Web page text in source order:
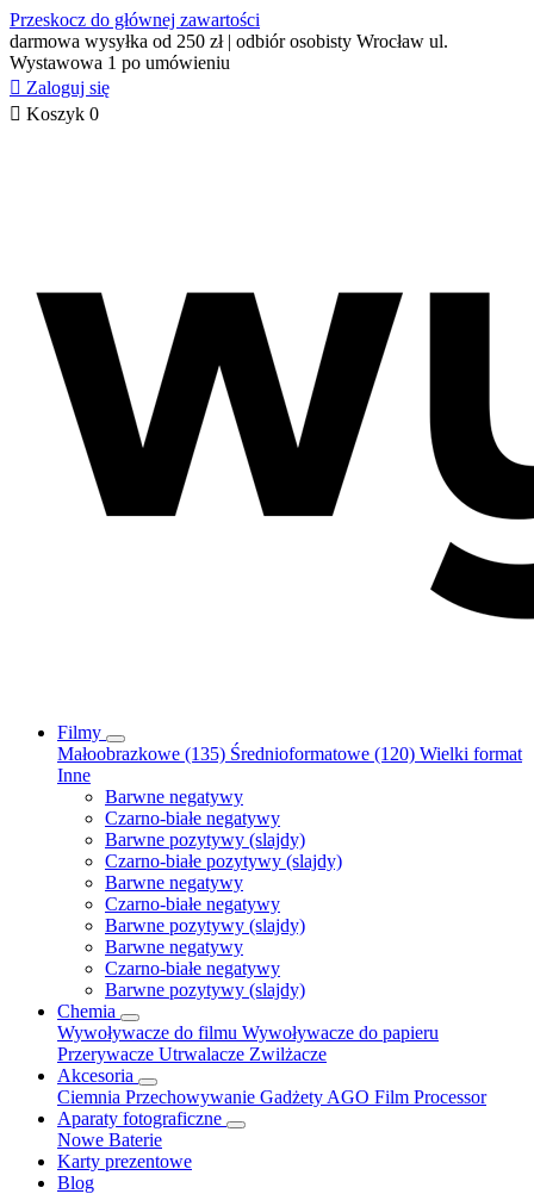
Przeskocz do głównej zawartości
darmowa wysyłka od 250 zł | odbiór osobisty Wrocław ul.
Wystawowa 1 po umówieniu
 Zaloguj się
 Koszyk 0
Filmy
Małoobrazkowe (135) Średnioformatowe (120) Wielki format
Inne
Barwne negatywy
Czarno-białe negatywy
Barwne pozytywy (slajdy)
Czarno-białe pozytywy (slajdy)
Barwne negatywy
Czarno-białe negatywy
Barwne pozytywy (slajdy)
Barwne negatywy
Czarno-białe negatywy
Barwne pozytywy (slajdy)
Chemia
Wywoływacze do filmu Wywoływacze do papieru
Przerywacze Utrwalacze Zwilżacze
Akcesoria
Ciemnia Przechowywanie Gadżety AGO Film Processor
Aparaty fotograficzne
Nowe Baterie
Karty prezentowe
Blog